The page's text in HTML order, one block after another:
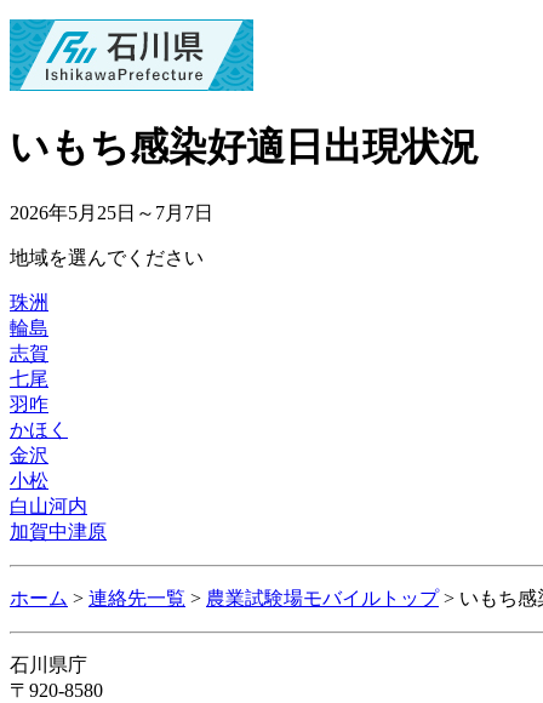
いもち感染好適日出現状況
2026年5月25日～7月7日
地域を選んでください
珠洲
輪島
志賀
七尾
羽咋
かほく
金沢
小松
白山河内
加賀中津原
ホーム > 連絡先一覧 > 農業試験場モバイルトップ> いもち感
石川県庁
〒920-8580